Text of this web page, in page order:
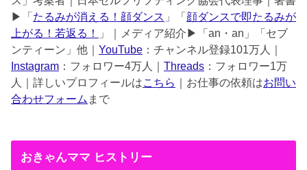
▶︎「 たるみが消える！顔ダンス 」「 顔ダンスで即たるみが
上がる！若返る！
」｜メディア紹介▶︎「an・an」「セブ
ンティーン」他｜ YouTube ：チャンネル登録101万人｜
Instagram ：フォロワー4万人｜ Threads ：フォロワー1万
人｜詳しいプロフィールはこちら ｜お仕事の依頼はお問い
合わせフォーム まで
おきゃんママ ヒストリー